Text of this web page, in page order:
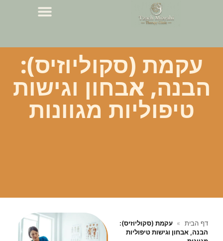
עקמת (סקוליוזיס):
הבנה, אבחון וגישות
טיפוליות מגוונות
דף הבית » עקמת (סקוליוזיס):
הבנה, אבחון וגישות טיפוליות